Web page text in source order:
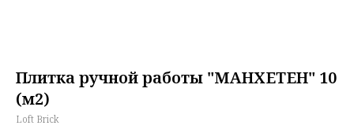
Плитка ручной работы "МАНХЕТЕН" 10
(м2)
Loft Brick